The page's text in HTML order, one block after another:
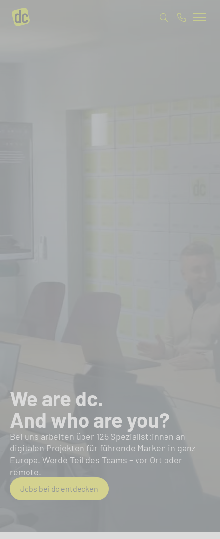
We are dc.
And who are you?
Bei uns arbeiten über 125 Spezialist:innen an
digitalen Projekten für führende Marken in ganz
Europa. Werde Teil des Teams – vor Ort oder
remote.
Jobs bei dc entdecken